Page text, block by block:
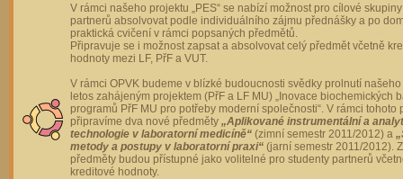
V rámci našeho projektu „PES“ se nabízí možnost pro cílové
partnerů absolvovat podle individuálního zájmu přednášky a po
praktická cvičení v rámci popsaných předmětů.
Připravuje se i možnost zapsat a absolvovat celý předmět včetně
hodnoty mezi LF, PřF a VUT.
V rámci OPVK budeme v blízké budoucnosti svědky prolnutí
letos zahájeným projektem (PřF a LF MU) „Inovace biochemických
programů PřF MU pro potřeby moderní společnosti“. V rámci tohoto
připravíme dva nové předměty „Aplikované instrumentální a
technologie v laboratorní medicíně“ (zimní semestr 2011/2012) a
metody a postupy v laboratorní praxi“ (jarní semestr 2011/2012).
předměty budou přístupné jako volitelné pro studenty partnerů
kreditové hodnoty.